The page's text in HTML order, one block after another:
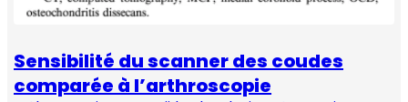
Sensibilité du scanner des coudes
comparée à l’arthroscopie